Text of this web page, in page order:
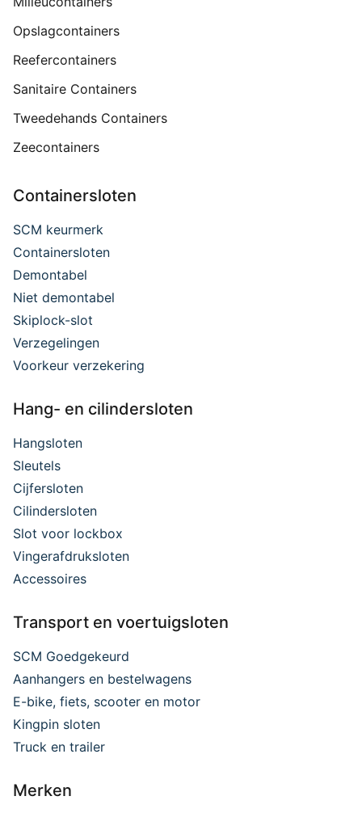
Opslagcontainers
Reefercontainers
Sanitaire Containers
Tweedehands Containers
Zeecontainers
Containersloten
SCM keurmerk
Containersloten
Demontabel
Niet demontabel
Skiplock-slot
Verzegelingen
Voorkeur verzekering
Hang- en cilindersloten
Hangsloten
Sleutels
Cijfersloten
Cilindersloten
Slot voor lockbox
Vingerafdruksloten
Accessoires
Transport en voertuigsloten
SCM Goedgekeurd
Aanhangers en bestelwagens
E-bike, fiets, scooter en motor
Kingpin sloten
Truck en trailer
Merken